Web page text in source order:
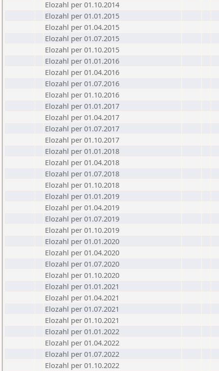
Elozahl per 01.10.2014
Elozahl per 01.01.2015
Elozahl per 01.04.2015
Elozahl per 01.07.2015
Elozahl per 01.10.2015
Elozahl per 01.01.2016
Elozahl per 01.04.2016
Elozahl per 01.07.2016
Elozahl per 01.10.2016
Elozahl per 01.01.2017
Elozahl per 01.04.2017
Elozahl per 01.07.2017
Elozahl per 01.10.2017
Elozahl per 01.01.2018
Elozahl per 01.04.2018
Elozahl per 01.07.2018
Elozahl per 01.10.2018
Elozahl per 01.01.2019
Elozahl per 01.04.2019
Elozahl per 01.07.2019
Elozahl per 01.10.2019
Elozahl per 01.01.2020
Elozahl per 01.04.2020
Elozahl per 01.07.2020
Elozahl per 01.10.2020
Elozahl per 01.01.2021
Elozahl per 01.04.2021
Elozahl per 01.07.2021
Elozahl per 01.10.2021
Elozahl per 01.01.2022
Elozahl per 01.04.2022
Elozahl per 01.07.2022
Elozahl per 01.10.2022